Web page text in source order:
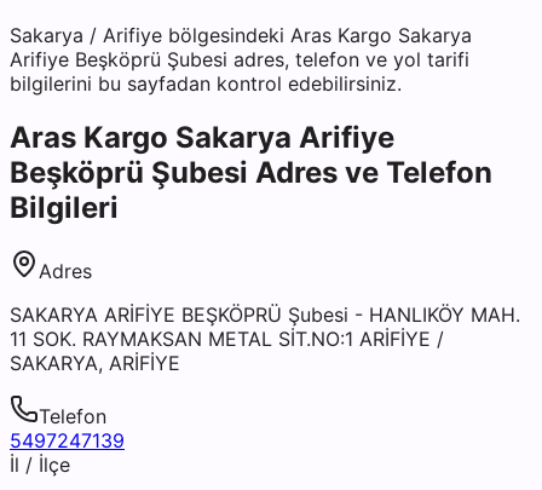
Sakarya / Arifiye bölgesindeki Aras Kargo Sakarya
Arifiye Beşköprü Şubesi adres, telefon ve yol tarifi
bilgilerini bu sayfadan kontrol edebilirsiniz.
Aras Kargo Sakarya Arifiye
Beşköprü Şubesi Adres ve Telefon
Bilgileri
Adres
SAKARYA ARİFİYE BEŞKÖPRÜ Şubesi - HANLIKÖY MAH.
11 SOK. RAYMAKSAN METAL SİT.NO:1 ARİFİYE /
SAKARYA, ARİFİYE
Telefon
5497247139
İl / İlçe